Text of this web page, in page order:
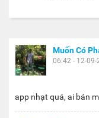
Muốn Có
06:42 - 12-09-
app nhạt quá, ai bán